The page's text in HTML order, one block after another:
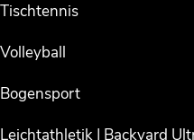
Tischtennis
Volleyball
Bogensport
Leichtathletik | Backyard